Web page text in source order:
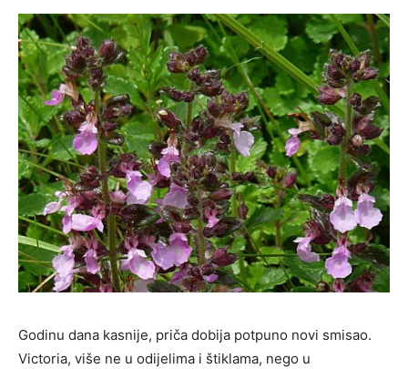
Godinu dana kasnije, priča dobija potpuno novi smisao.
Victoria, više ne u odijelima i štiklama, nego u